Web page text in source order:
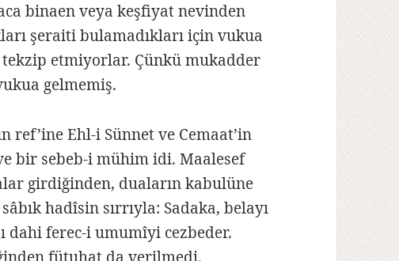
binaen veya keşfiyat nevinden
şeraiti bulamadıkları için vukua
etmiyorlar. Çünkü mukadder
gelmemiş.
ref’ine Ehl-i Sünnet ve Cemaat’in
bir sebeb-i mühim idi. Maalesef
girdiğinden, duaların kabulüne
hadîsin sırrıyla: Sadaka, belayı
dahi ferec-i umumîyi cezbeder.